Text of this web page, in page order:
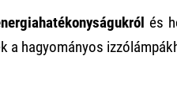
és
a hagyományos